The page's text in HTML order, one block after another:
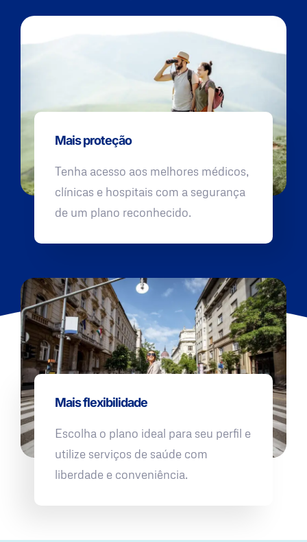
Mais proteção
Tenha acesso aos melhores médicos,
clínicas e hospitais com a segurança
de um plano reconhecido.
Mais flexibilidade
Escolha o plano ideal para seu perfil e
utilize serviços de saúde com
liberdade e conveniência.